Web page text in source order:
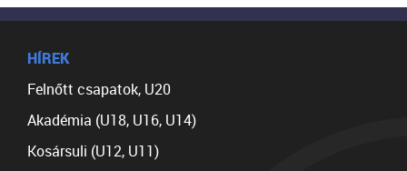
HÍREK
Felnőtt csapatok, U20
Akadémia (U18, U16, U14)
Kosársuli (U12, U11)